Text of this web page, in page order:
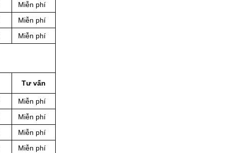
Miễn phí
Miễn phí
Miễn phí
Tư vấn
Miễn phí
Miễn phí
Miễn phí
Miễn phí